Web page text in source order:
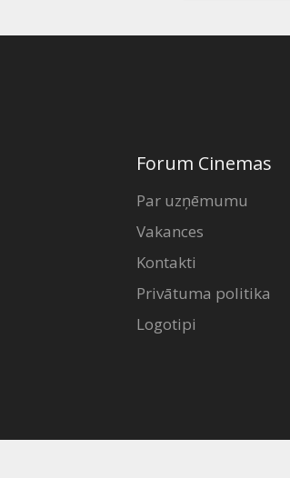
Forum Cinemas
Par uzņēmumu
Vakances
Kontakti
Privātuma politika
Logotipi